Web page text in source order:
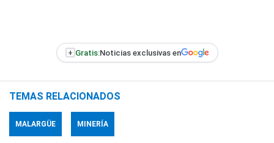
+ Gratis:Noticias exclusivas en
TEMAS RELACIONADOS
MALARGÜE MINERÍA